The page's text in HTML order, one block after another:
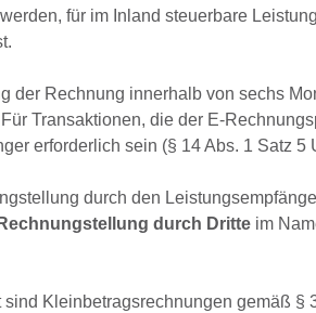
für im Inland steuerbare
der Rechnung innerhalb von sechs
Transaktionen, die der E-
erforderlich sein (§ 14 Abs. 1 Satz 5
durch den
Rechnungstellung durch Dritte im
Kleinbetragsrechnungen gemäß